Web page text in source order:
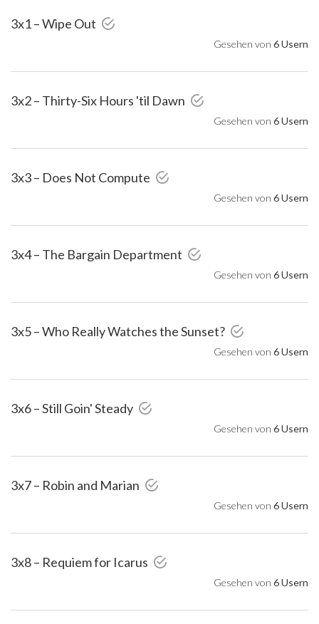
3x1 – Wipe Out
Gesehen von 6 Usern
3x2 – Thirty-Six Hours 'til Dawn
Gesehen von 6 Usern
3x3 – Does Not Compute
Gesehen von 6 Usern
3x4 – The Bargain Department
Gesehen von 6 Usern
3x5 – Who Really Watches the Sunset?
Gesehen von 6 Usern
3x6 – Still Goin' Steady
Gesehen von 6 Usern
3x7 – Robin and Marian
Gesehen von 6 Usern
3x8 – Requiem for Icarus
Gesehen von 6 Usern